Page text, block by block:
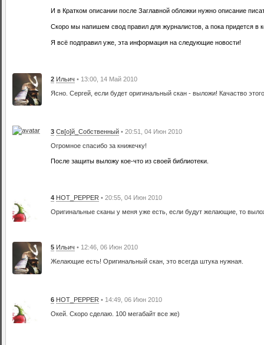
И в Кратком описании после Заглавной обложки нужно описание
Скоро мы напишем свод правил для журналистов, а пока придется в
Я всё подправил уже, эта информация на следующие новости!
2 Ильич • 13:00, 14 Май 2010
Ясно. Сергей, если будет оригинальный скан - выложи! Качаство
3 Св[о]й_Собственный • 20:51, 04 Июн 2010
Огромное спасибо за книжечку!
После защиты выложу кое-что из своей библиотеки.
4 HOT_PEPPER • 20:55, 04 Июн 2010
Оригинальные сканы у меня уже есть, если будут желающие, то
5 Ильич • 12:46, 06 Июн 2010
Желающие есть! Оригинальный скан, это всегда штука нужная.
6 HOT_PEPPER • 14:49, 06 Июн 2010
Окей. Скоро сделаю. 100 мегабайт все же)